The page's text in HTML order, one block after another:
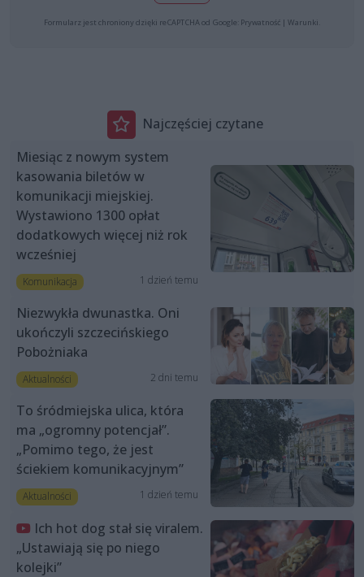
Formularz jest chroniony dzięki reCAPTCHA od Google: Prywatność | Warunki
Najczęściej czytane
Miesiąc z nowym system
kasowania biletów w
komunikacji miejskiej.
Wystawiono 1300 opłat
dodatkowych więcej niż rok
wcześniej
Komunikacja 1 dzień temu
Niezwykła dwunastka. Oni
ukończyli szczecińskiego
Pobożniaka
Aktualności 2 dni temu
To śródmiejska ulica, która
ma „ogromny potencjał”.
„Pomimo tego, że jest
ściekiem komunikacyjnym”
Aktualności 1 dzień temu
Ich hot dog stał się viralem.
„Ustawiają się po niego
kolejki”